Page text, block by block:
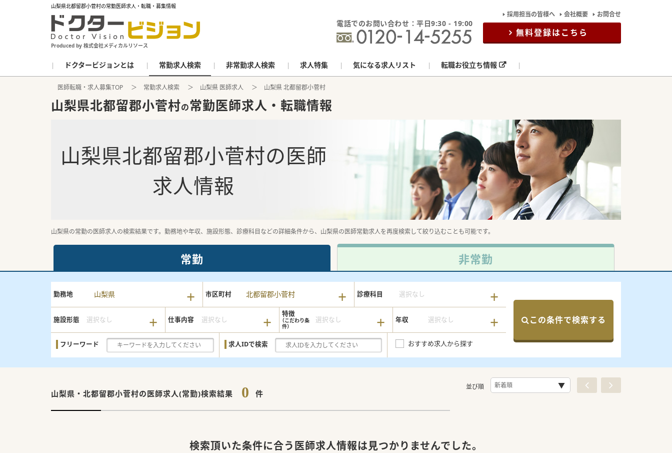
山梨県北都留郡小菅村の常勤医師求人・転職・募集情報
Produced by 株式会社メディカルリソース
電話でのお問い合わせ：平日9:30 - 19:00
採用担当の皆様へ 会社概要 お問合せ
無料登録はこちら
ドクタービジョンとは 常勤求人検索 非常勤求人検索 求人特集 気になる求人リスト 転職お役立ち情報
医師転職・求人募集TOP 常勤求人検索 山梨県 医師求人 山梨県 北都留郡小菅村
山梨県北都留郡小菅村の常勤医師求人・転職情報
山梨県北都留郡小菅村の医師
求人情報
山梨県の常勤の医師求人の検索結果です。勤務地や年収、施設形態、診療科目などの詳細条件から、山梨県の医師常勤求人を再度検索して絞り込むことも可能です。
常勤 非常勤
勤務地 山梨県 市区町村 北都留郡小菅村 診療科目 選択なし
施設形態 選択なし 仕事内容 選択なし
特徴
選択なし 年収 選択なし
フリーワード 求人IDで検索 おすすめ求人から探す
この条件で検索する
山梨県・北都留郡小菅村の医師求人(常勤)検索結果 0 件
並び順
検索頂いた条件に合う医師求人情報は見つかりませんでした。